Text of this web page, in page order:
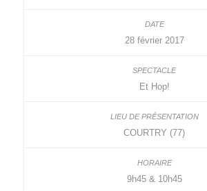
28 février 2017
Et Hop!
COURTRY (77)
9h45 & 10h45